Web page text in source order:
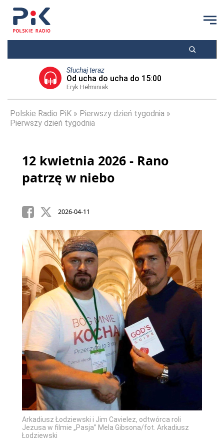
Słuchaj teraz
Od ucha do ucha do 15:00
Eryk Hełminiak
Polskie Radio PiK
Pierwszy dzień tygodnia
Pierwszy dzień tygodnia
12 kwietnia 2026 - Rano
patrzę w niebo
2026-04-11
Arkadiusz Łodziewski i Jim Cavielez, odtwórca roli
Jezusa w filmie „Pasja” Mela Gibsona/fot. Arkadiusz
Łodziewski